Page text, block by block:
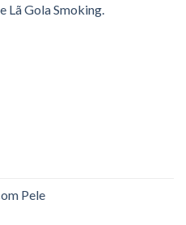
through
Lã Gola Smoking.
Pele